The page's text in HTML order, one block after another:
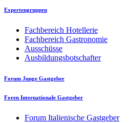
Expertengruppen
Fachbereich Hotellerie
Fachbereich Gastronomie
Ausschüsse
Ausbildungsbotschafter
Forum Junge Gastgeber
Foren Internationale Gastgeber
Forum Italienische Gastgeber